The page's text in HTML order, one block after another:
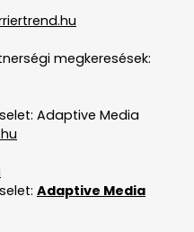
megkeresések:
Adaptive Media
Adaptive Media